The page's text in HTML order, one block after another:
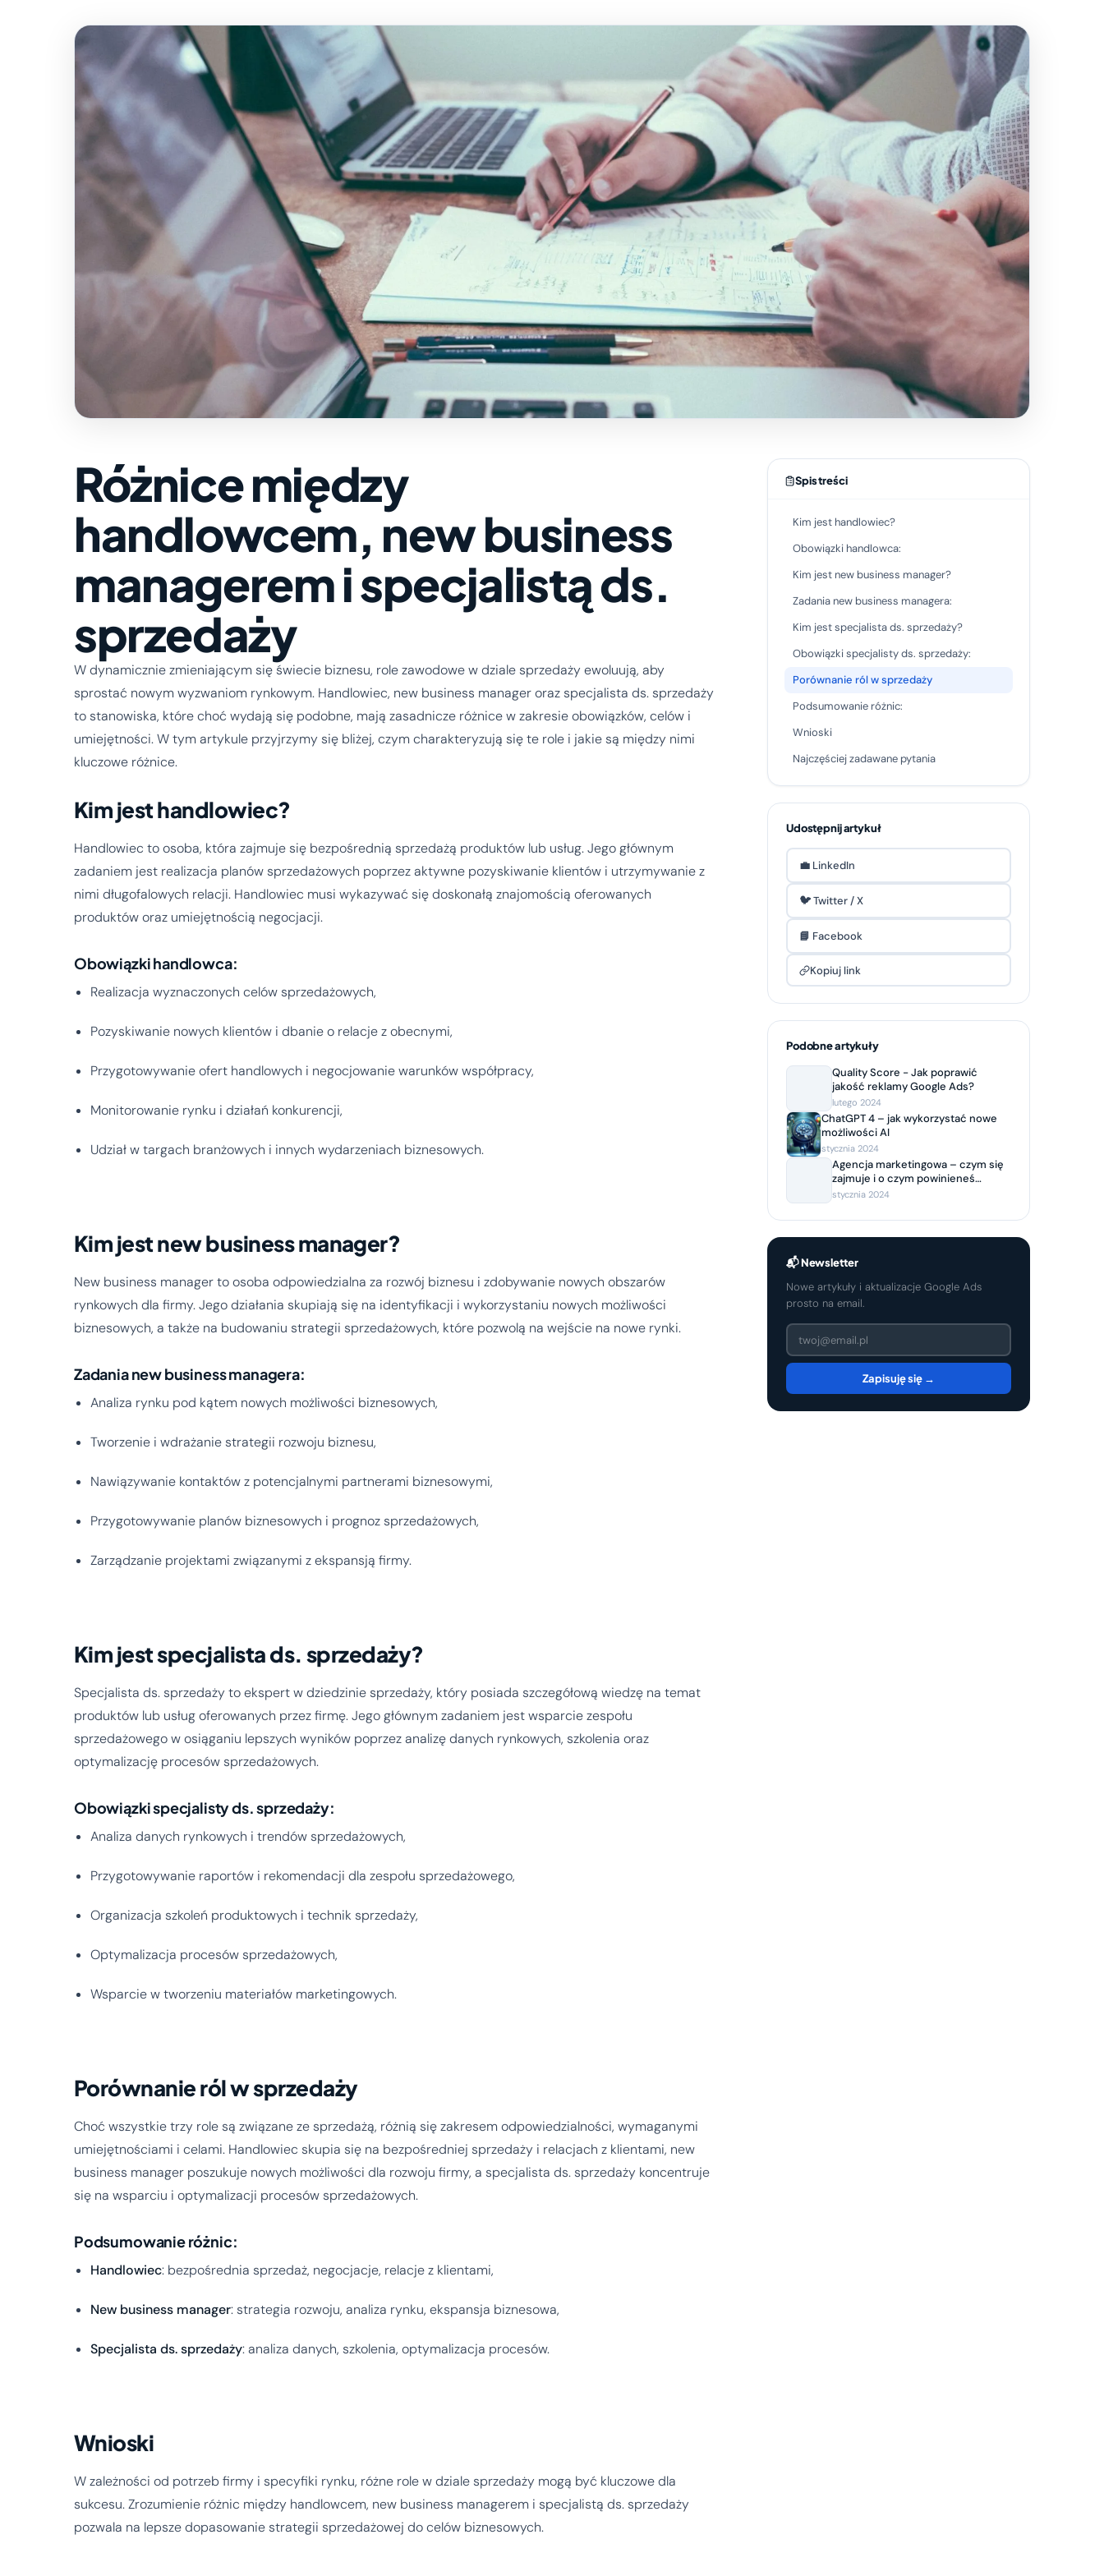
Różnice między
handlowcem, new business
managerem i specjalistą ds.
sprzedaży
W dynamicznie zmieniającym się świecie biznesu, role zawodowe w dziale sprzedaży ewoluują, aby
sprostać nowym wyzwaniom rynkowym. Handlowiec, new business manager oraz specjalista ds. sprzedaży
to stanowiska, które choć wydają się podobne, mają zasadnicze różnice w zakresie obowiązków, celów i
umiejętności. W tym artykule przyjrzymy się bliżej, czym charakteryzują się te role i jakie są między nimi
kluczowe różnice.
Kim jest handlowiec?
Handlowiec to osoba, która zajmuje się bezpośrednią sprzedażą produktów lub usług. Jego głównym
zadaniem jest realizacja planów sprzedażowych poprzez aktywne pozyskiwanie klientów i utrzymywanie z
nimi długofalowych relacji. Handlowiec musi wykazywać się doskonałą znajomością oferowanych
produktów oraz umiejętnością negocjacji.
Obowiązki handlowca:
Realizacja wyznaczonych celów sprzedażowych,
Pozyskiwanie nowych klientów i dbanie o relacje z obecnymi,
Przygotowywanie ofert handlowych i negocjowanie warunków współpracy,
Monitorowanie rynku i działań konkurencji,
Udział w targach branżowych i innych wydarzeniach biznesowych.
Kim jest new business manager?
New business manager to osoba odpowiedzialna za rozwój biznesu i zdobywanie nowych obszarów
rynkowych dla firmy. Jego działania skupiają się na identyfikacji i wykorzystaniu nowych możliwości
biznesowych, a także na budowaniu strategii sprzedażowych, które pozwolą na wejście na nowe rynki.
Zadania new business managera:
Analiza rynku pod kątem nowych możliwości biznesowych,
Tworzenie i wdrażanie strategii rozwoju biznesu,
Nawiązywanie kontaktów z potencjalnymi partnerami biznesowymi,
Przygotowywanie planów biznesowych i prognoz sprzedażowych,
Zarządzanie projektami związanymi z ekspansją firmy.
Kim jest specjalista ds. sprzedaży?
Specjalista ds. sprzedaży to ekspert w dziedzinie sprzedaży, który posiada szczegółową wiedzę na temat
produktów lub usług oferowanych przez firmę. Jego głównym zadaniem jest wsparcie zespołu
sprzedażowego w osiąganiu lepszych wyników poprzez analizę danych rynkowych, szkolenia oraz
optymalizację procesów sprzedażowych.
Obowiązki specjalisty ds. sprzedaży:
Analiza danych rynkowych i trendów sprzedażowych,
Przygotowywanie raportów i rekomendacji dla zespołu sprzedażowego,
Organizacja szkoleń produktowych i technik sprzedaży,
Optymalizacja procesów sprzedażowych,
Wsparcie w tworzeniu materiałów marketingowych.
Porównanie ról w sprzedaży
Choć wszystkie trzy role są związane ze sprzedażą, różnią się zakresem odpowiedzialności, wymaganymi
umiejętnościami i celami. Handlowiec skupia się na bezpośredniej sprzedaży i relacjach z klientami, new
business manager poszukuje nowych możliwości dla rozwoju firmy, a specjalista ds. sprzedaży koncentruje
się na wsparciu i optymalizacji procesów sprzedażowych.
Podsumowanie różnic:
Handlowiec: bezpośrednia sprzedaż, negocjacje, relacje z klientami,
New business manager: strategia rozwoju, analiza rynku, ekspansja biznesowa,
Specjalista ds. sprzedaży: analiza danych, szkolenia, optymalizacja procesów.
Wnioski
W zależności od potrzeb firmy i specyfiki rynku, różne role w dziale sprzedaży mogą być kluczowe dla
sukcesu. Zrozumienie różnic między handlowcem, new business managerem i specjalistą ds. sprzedaży
pozwala na lepsze dopasowanie strategii sprzedażowej do celów biznesowych.
Spis treści
Kim jest handlowiec?
Obowiązki handlowca:
Kim jest new business manager?
Zadania new business managera:
Kim jest specjalista ds. sprzedaży?
Obowiązki specjalisty ds. sprzedaży:
Porównanie ról w sprzedaży
Podsumowanie różnic:
Wnioski
Najczęściej zadawane pytania
Udostępnij artykuł
💼 LinkedIn
🐦 Twitter / X
📘 Facebook
Kopiuj link
Podobne artykuły
Quality Score - Jak poprawić
jakość reklamy Google Ads?
lutego 2024
ChatGPT 4 – jak wykorzystać nowe
możliwości AI
stycznia 2024
Agencja marketingowa – czym się
zajmuje i o czym powinieneś
wiedzieć, decydując się na
stycznia 2024
📬 Newsletter
Nowe artykuły i aktualizacje Google Ads
prosto na email.
Zapisuję się →